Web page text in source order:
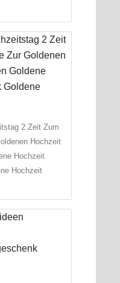
2 Zeit Zum
Hochzeit
Hochzeit
Hochzeit